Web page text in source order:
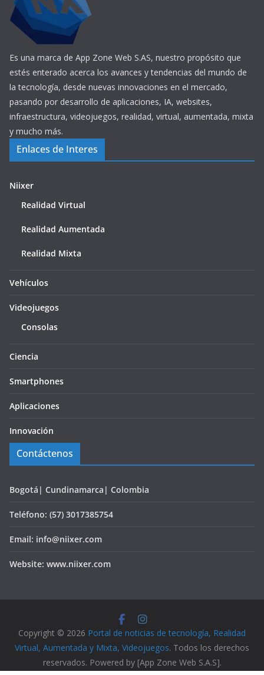
Es una marca de App Zone Web S.AS, nuestro propósito que
estés enterado acerca los avances y tendencias del mundo de
la tecnología, desde nuevas innovaciones en el mercado,
pasando por desarrollo de aplicaciones, IA, websites,
infraestructura, videojuegos, realidad, virtual, aumentada, mixta
y mucho más.
Enlaces de Interes
Niixer
Realidad Virtual
Realidad Aumentada
Realidad Mixta
Vehículos
Videojuegos
Consolas
Ciencia
Smartphones
Aplicaciones
Innovación
Contáctenos
Bogotá| Cundinamarca| Colombia
Teléfono: (57) 3017385754
Email: info@niixer.com
Website: www.niixer.com
Copyright © 2026 Portal de noticias de tecnología, Realidad
Virtual, Aumentada y Mixta, Videojuegos. Todos los derechos
reservados. Powered by [App Zone Web S.A.S].